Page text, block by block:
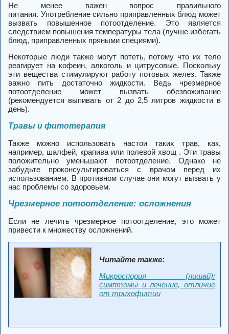
Не менее важен вопрос правильного
питания. Употребление сильно приправленных блюд может
вызвать повышенное потоотделение. Это является
следствием повышения температуры тела (лучше избегать
блюд, приправленных пряными специями).
Некоторые люди также могут потеть, потому что их тело
реагирует на кофеин, алкоголь и цитрусовые. Поскольку
эти вещества стимулируют работу потовых желез. Также
важно пить достаточно жидкости. Ведь чрезмерное
потоотделение может вызвать обезвоживание
(рекомендуется выпивать от 2 до 2,5 литров жидкости в
день).
Травы и фитотерапия
Также можно использовать настои таких трав, как,
например, шалфей, крапива или полевой хвощ . Эти травы
положительно уменьшают потоотделение. Однако не
забудьте проконсультироваться с врачом перед их
использованием. В противном случае они могут вызвать у
нас проблемы со здоровьем.
Чрезмерное потоотделение: осложнения
Если не лечить чрезмерное потоотделение, это может
привести к множеству осложнений.
Читайте также:
Микроспория (лишай):
симптомы и лечение, отличие
от трихофитии